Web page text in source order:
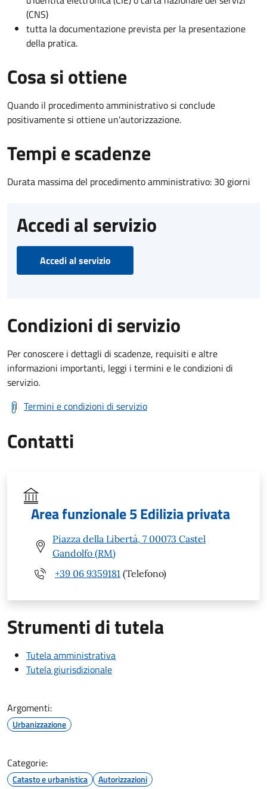
(CNS)
tutta la documentazione prevista per la presentazione
della pratica.
Cosa si ottiene
Quando il procedimento amministrativo si conclude
positivamente si ottiene un'autorizzazione.
Tempi e scadenze
Durata massima del procedimento amministrativo: 30 giorni
Accedi al servizio
Accedi al servizio
Condizioni di servizio
Per conoscere i dettagli di scadenze, requisiti e altre
informazioni importanti, leggi i termini e le condizioni di
servizio.
Termini e condizioni di servizio
Contatti
Area funzionale 5 Edilizia privata
Piazza della Libertà, 7 00073 Castel
Gandolfo (RM)
+39 06 9359181 (Telefono)
Strumenti di tutela
Tutela amministrativa
Tutela giurisdizionale
Argomenti:
Urbanizzazione
Categorie:
Catasto e urbanistica Autorizzazioni